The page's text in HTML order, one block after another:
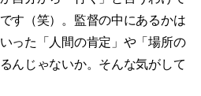
す（笑）。監督の中にあるかは
った「人間の肯定」や「場所の
んじゃないか。そんな気がして